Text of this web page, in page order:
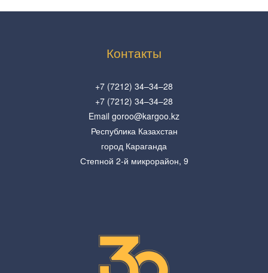
Контакты
+7 (7212) 34–34–28
+7 (7212) 34–34–28
Email goroo@kargoo.kz
Республика Казахстан
город Караганда
Степной 2-й микрорайон, 9